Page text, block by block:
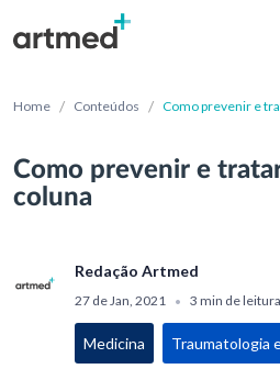
Home / Conteúdos / Como prevenir e
Como prevenir e
coluna
Redação Artmed
27 de Jan, 2021 • 3 min de leitura
Medicina Traumatologia